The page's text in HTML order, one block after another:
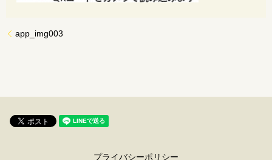
app_img003
プライバシーポリシー